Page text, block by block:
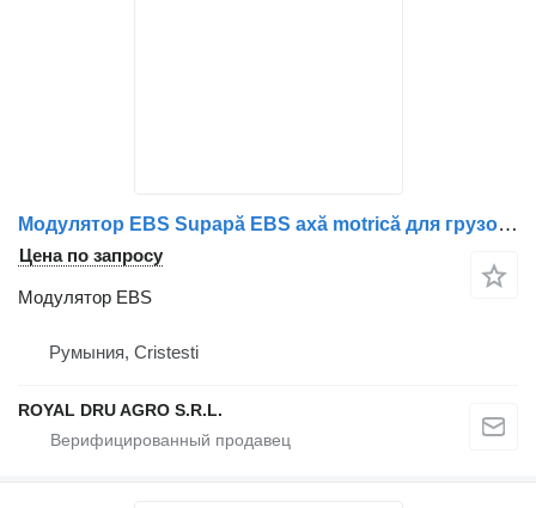
Модулятор EBS Supapă EBS axă motrică для грузовика MAN 8152106-6014 / 81521066014 / 81521069014 / 8152106-9014
Цена по запросу
Модулятор EBS
Румыния, Cristesti
ROYAL DRU AGRO S.R.L.